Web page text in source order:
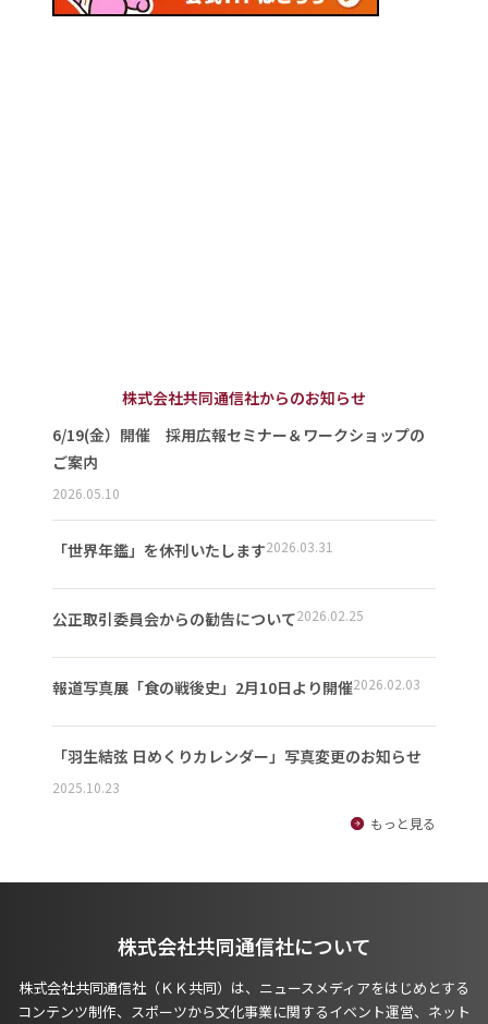
株式会社共同通信社からのお知らせ
6/19(金）開催 採用広報セミナー＆ワークショップの
ご案内
2026.05.10
「世界年鑑」を休刊いたします2026.03.31
公正取引委員会からの勧告について2026.02.25
報道写真展「食の戦後史」2月10日より開催2026.02.03
「羽生結弦 日めくりカレンダー」写真変更のお知らせ
2025.10.23
もっと見る
株式会社共同通信社について
株式会社共同通信社（ＫＫ共同）は、ニュースメディアをはじめとする
コンテンツ制作、スポーツから文化事業に関するイベント運営、ネット